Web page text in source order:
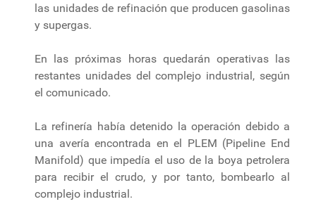
las unidades de refinación que producen gasolinas
y supergas.
En las próximas horas quedarán operativas las
restantes unidades del complejo industrial, según
el comunicado.
La refinería había detenido la operación debido a
una avería encontrada en el PLEM (Pipeline End
Manifold) que impedía el uso de la boya petrolera
para recibir el crudo, y por tanto, bombearlo al
complejo industrial.